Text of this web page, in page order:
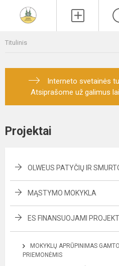
Titulinis
Interneto svetainės
Atsiprašome už galimus
Projektai
OLWEUS PATYČIŲ IR
MĄSTYMO MOKYKLA
ES FINANSUOJAMI
MOKYKLŲ APRŪPINIMAS
PRIEMONĖMIS